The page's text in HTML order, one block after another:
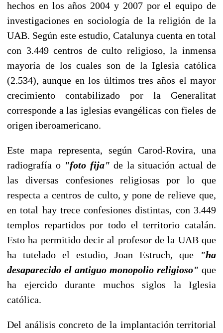
hechos en los años 2004 y 2007 por el equipo de
investigaciones en sociología de la religión de la
UAB. Según este estudio, Catalunya cuenta en total
con 3.449 centros de culto religioso, la inmensa
mayoría de los cuales son de la Iglesia católica
(2.534), aunque en los últimos tres años el mayor
crecimiento contabilizado por la Generalitat
corresponde a las iglesias evangélicas con fieles de
origen iberoamericano.
Este mapa representa, según Carod-Rovira, una
radiografía o "foto fija" de la situación actual de
las diversas confesiones religiosas por lo que
respecta a centros de culto, y pone de relieve que,
en total hay trece confesiones distintas, con 3.449
templos repartidos por todo el territorio catalán.
Esto ha permitido decir al profesor de la UAB que
ha tutelado el estudio, Joan Estruch, que
"ha
desaparecido el antiguo monopolio religioso" que
ha ejercido durante muchos siglos la Iglesia
católica.
Del análisis concreto de la implantación territorial